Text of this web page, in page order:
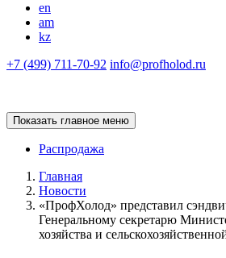
en
am
kz
+7 (499) 711-70-92 info@profholod.ru
Показать главное меню
Распродажа
Главная
Новости
«ПрофХолод» представил
Генеральному секретарю
хозяйства и